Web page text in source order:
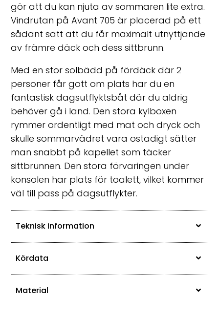
gör att du kan njuta av sommaren lite extra.
Vindrutan på Avant 705 är placerad på ett
sådant sätt att du får maximalt utnyttjande
av främre däck och dess sittbrunn.
Med en stor solbädd på fördäck där 2
personer får gott om plats har du en
fantastisk dagsutflyktsbåt där du aldrig
behöver gå i land. Den stora kylboxen
rymmer ordentligt med mat och dryck och
skulle sommarvädret vara ostadigt sätter
man snabbt på kapellet som täcker
sittbrunnen. Den stora förvaringen under
konsolen har plats för toalett, vilket kommer
väl till pass på dagsutflykter.
Teknisk information
Kördata
Material